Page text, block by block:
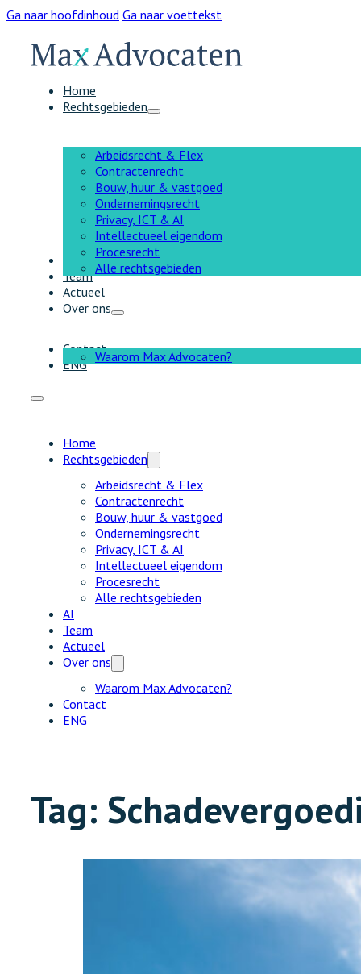
Ga naar hoofdinhoud Ga naar voettekst
Home
Rechtsgebieden
Arbeidsrecht & Flex
Contractenrecht
Bouw, huur & vastgoed
Ondernemingsrecht
Privacy, ICT & AI
Intellectueel eigendom
Procesrecht
Alle rechtsgebieden
Team
Actueel
Over ons
Waarom Max Advocaten?
Contact
ENG
Home
Rechtsgebieden
Arbeidsrecht & Flex
Contractenrecht
Bouw, huur & vastgoed
Ondernemingsrecht
Privacy, ICT & AI
Intellectueel eigendom
Procesrecht
Alle rechtsgebieden
AI
Team
Actueel
Over ons
Waarom Max Advocaten?
Contact
ENG
Tag: